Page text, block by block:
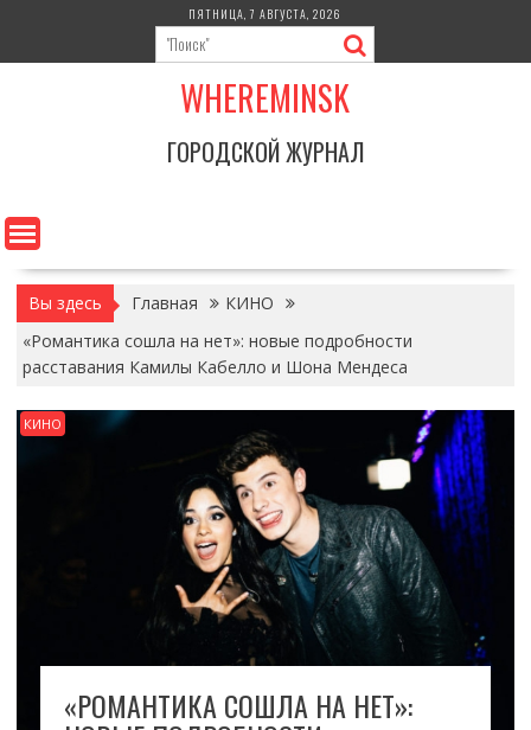
содержимому
ПЯТНИЦА, 7 АВГУСТА, 2026
WHEREMINSK
ГОРОДСКОЙ ЖУРНАЛ
Вы здесь Главная
КИНО
«Романтика сошла на нет»: новые подробности
расставания Камилы Кабелло и Шона Мендеса
КИНО
«РОМАНТИКА СОШЛА НА НЕТ»: